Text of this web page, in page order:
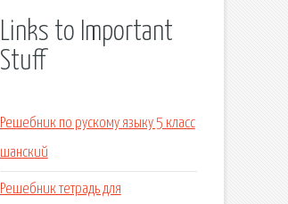
Links to Important
Stuff
Решебник по рускому языку 5 класс
шанский
Решебник тетрадь для